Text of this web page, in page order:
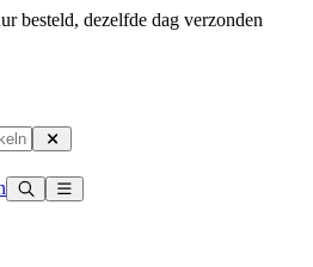
besteld, dezelfde dag verzonden